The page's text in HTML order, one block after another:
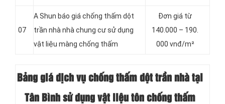
07
A Shun báo giá chống thấm dột
trần nhà nhà chung cư sử dụng
vật liệu màng chống thấm
Đơn giá từ
140.000 – 190.
000 vnđ/m²
Bảng giá dịch vụ chống thấm dột trần nhà tại
Tân Bình sử dụng vật liệu tôn chống thấm